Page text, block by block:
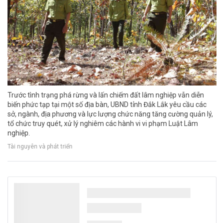
Trước tình trạng phá rừng và lấn chiếm đất lâm nghiệp vẫn diễn
biến phức tạp tại một số địa bàn, UBND tỉnh Đắk Lắk yêu cầu các
sở, ngành, địa phương và lực lượng chức năng tăng cường quản lý,
tổ chức truy quét, xử lý nghiêm các hành vi vi phạm Luật Lâm
nghiệp.
Tài nguyên và phát triển
Đà Nẵng hướng tới 100% xe buýt xanh vào